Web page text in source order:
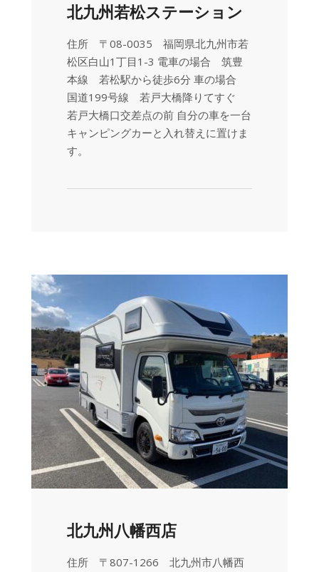
北九州若松ステーション
住所 〒08-0035 福岡県北九州市若
松区白山1丁目1-3 電車の場合 筑豊
本線 若松駅から徒歩6分 車の場合
国道199号線 若戸大橋降りてすぐ
若戸大橋口交差点の前 自分の車を一台
キャンピングカーと入れ替えに置けま
す。
北九州八幡西店
住所 〒807-1266 北九州市八幡西